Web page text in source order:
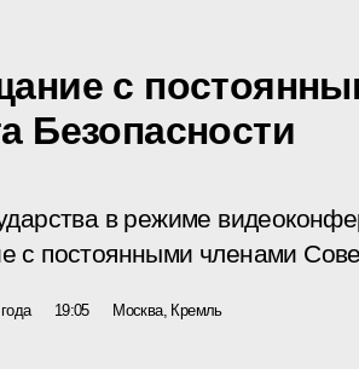
с
Безопасности
в режиме
с постоянными членами
19:05 Москва, Кремль